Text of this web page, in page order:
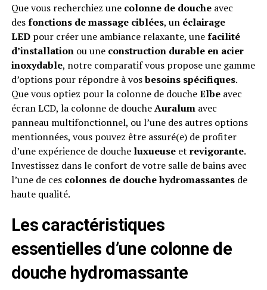
Que vous recherchiez une colonne de doucheavec
desfonctions de massage ciblées, un éclairage
LEDpour créer une ambiance relaxante, unefacilité
d’installationou une construction durable en acier
inoxydable, notre comparatif vous propose une gamme
d’options pour répondre à vosbesoins spécifiques.
Que vous optiez pour la colonne de doucheElbeavec
écran LCD, la colonne de doucheAuralumavec
panneau multifonctionnel, ou l’une des autres options
mentionnées, vous pouvez être assuré(e) de profiter
d’une expérience de douche luxueuseet revigorante.
Investissez dans le confort de votre salle de bains avec
l’une de ces colonnes de douche hydromassantesde
haute qualité.
Les caractéristiques
essentielles d’une colonne de
douche hydromassante